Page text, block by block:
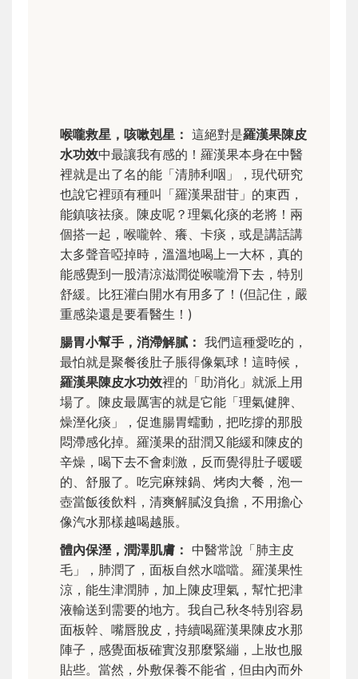
喉嚨救星，咳嗽剋星： 這絕對是羅漢果陳皮
水功效中最讓我有感的！羅漢果本身在中醫
裡就是出了名的能「清肺利咽」，現代研究
也說它裡頭有種叫「羅漢果甜苷」的東西，
能鎮咳祛痰。陳皮呢？理氣化痰的老將！兩
個搭一起，喉嚨幹、癢、卡痰，或是講話講
太多聲音啞掉時，溫溫地喝上一大杯，真的
能感覺到一股清涼滋潤從喉嚨滑下去，特別
舒緩。比狂灌白開水有用多了！(但記住，嚴
重感染還是要看醫生！)
腸胃小幫手，消滯解膩： 我們這種愛吃的，
最怕就是聚餐後肚子脹得像氣球！這時候，
羅漢果陳皮水功效裡的「助消化」就派上用
場了。陳皮最厲害的就是它能「理氣健脾、
燥溼化痰」，促進腸胃蠕動，把吃撐的那股
悶滯感化掉。羅漢果的甜潤又能緩和陳皮的
辛燥，喝下去不會刺激，反而覺得肚子暖暖
的、舒服了。吃完麻辣鍋、烤肉大餐，泡一
壺當飯後飲料，清爽解膩沒負擔，不用擔心
像汽水那樣越喝越脹。
體內保溼，潤澤肌膚： 中醫常說「肺主皮
毛」，肺潤了，面板自然水噹噹。羅漢果性
涼，能生津潤肺，加上陳皮理氣，幫忙把津
液輸送到需要的地方。我自己秋冬特別容易
面板幹、嘴唇脫皮，持續喝羅漢果陳皮水那
陣子，感覺面板確實沒那麼緊繃，上妝也服
貼些。當然，外敷保養不能省，但由內而外